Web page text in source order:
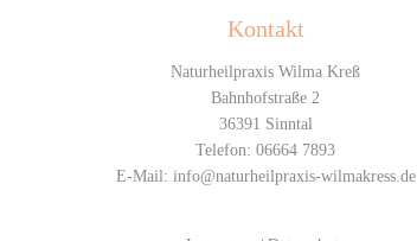
Kontakt
Naturheilpraxis Wilma Kreß
Bahnhofstraße 2
36391 Sinntal
Telefon: 06664 7893
E-Mail: info@naturheilpraxis-wilmakress.de